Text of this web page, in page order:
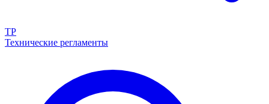
ТР
Технические регламенты